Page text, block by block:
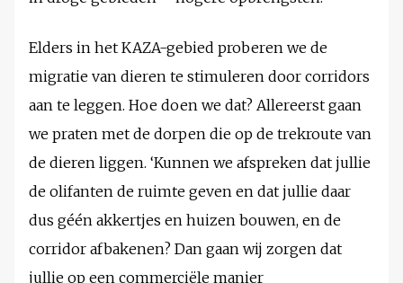
Elders in het KAZA-gebied proberen we de
migratie van dieren te stimuleren door corridors
aan te leggen. Hoe doen we dat? Allereerst gaan
we praten met de dorpen die op de trekroute van
de dieren liggen. ‘Kunnen we afspreken dat jullie
de olifanten de ruimte geven en dat jullie daar
dus géén akkertjes en huizen bouwen, en de
corridor afbakenen? Dan gaan wij zorgen dat
jullie op een commerciële manier